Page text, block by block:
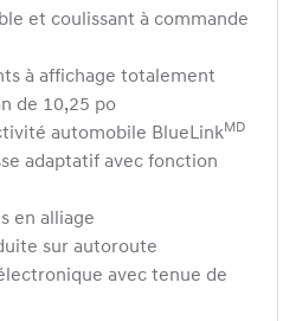
et coulissant à commande
à affichage totalement
de 10,25 po
automobile BlueLinkMD
adaptatif avec fonction
en alliage
sur autoroute
avec tenue de